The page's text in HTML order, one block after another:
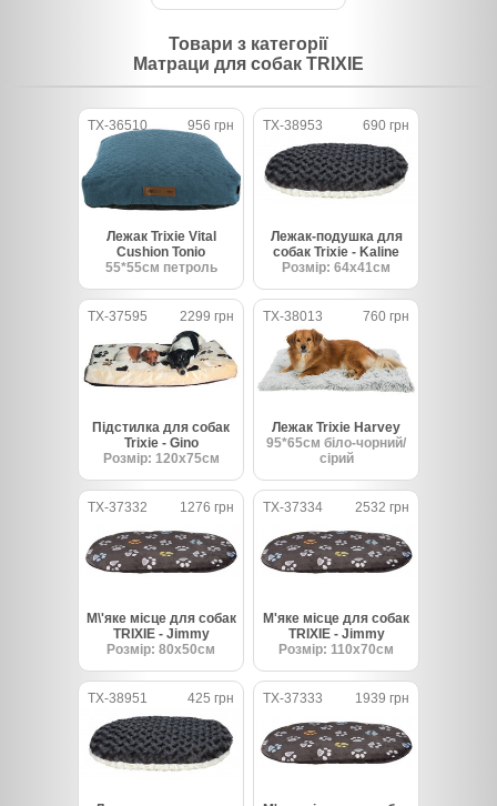
Товари з категорії
Матраци для собак TRIXIE
TX-36510 956 грн
Лежак Trixie Vital
Cushion Tonio
55*55см петроль
TX-38953 690 грн
Лежак-подушка для
собак Trixie - Kaline
Розмір: 64х41см
TX-37595 2299 грн
Підстилка для собак
Trixie - Gino
Розмір: 120х75см
TX-38013 760 грн
Лежак Trixie Harvey
95*65см біло-чорний/
сірий
TX-37332 1276 грн
М\'яке місце для собак
TRIXIE - Jimmy
Розмір: 80х50см
TX-37334 2532 грн
М'яке місце для собак
TRIXIE - Jimmy
Розмір: 110х70см
TX-38951 425 грн TX-37333 1939 грн